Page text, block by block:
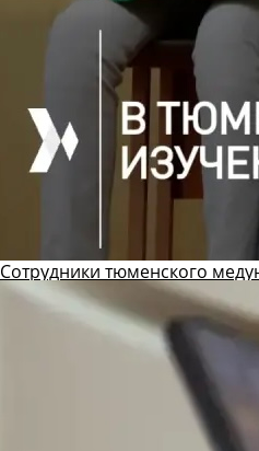
Сотрудники тюменского